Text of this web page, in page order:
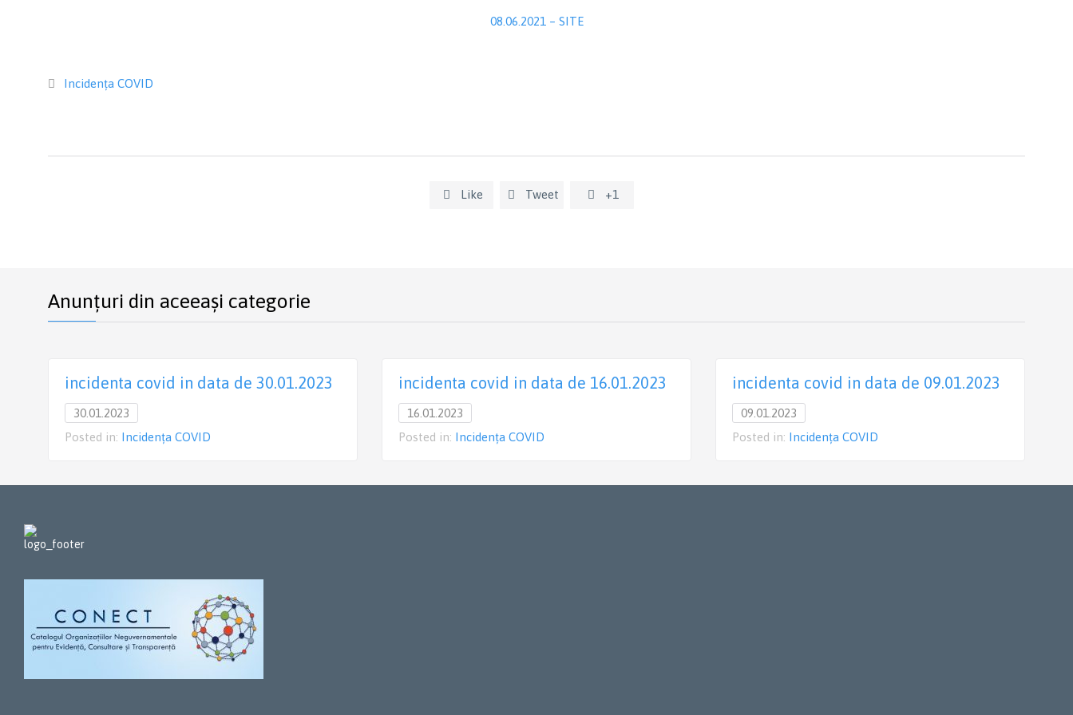
08.06.2021 – SITE
 Category
Incidența COVID
 Like  Tweet  +1
Anunțuri din aceeași categorie
incidenta covid in data de 30.01.2023
30.01.2023
Posted in: Incidența COVID
incidenta covid in data de 16.01.2023
16.01.2023
Posted in: Incidența COVID
incidenta covid in data de 09.01.2023
09.01.2023
Posted in: Incidența COVID